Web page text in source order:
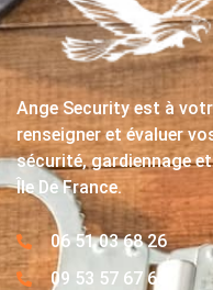
Ange Security est à
renseigner et évaluer
sécurité, gardiennage
Île De France.
06 51 03 68 26
09 53 57 67 63